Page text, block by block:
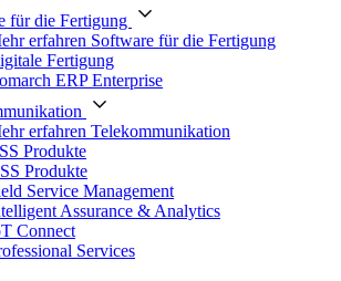
für die Fertigung
erfahren Software für die Fertigung
Fertigung
ERP Enterprise
erfahren Telekommunikation
Produkte
Produkte
Service Management
Assurance & Analytics
Connect
Services